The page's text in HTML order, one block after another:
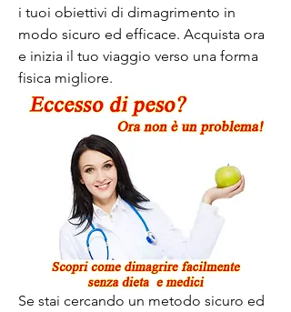
i tuoi obiettivi di dimagrimento in
modo sicuro ed efficace. Acquista ora
e inizia il tuo viaggio verso una forma
fisica migliore.
Se stai cercando un metodo sicuro ed